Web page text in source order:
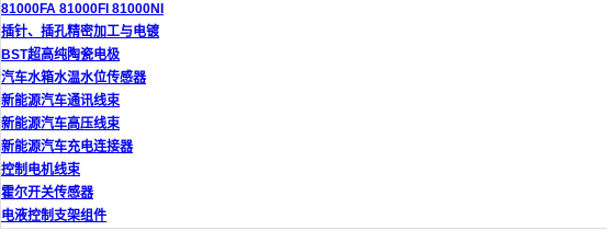
81000FA 81000FI 81000NI
插针、插孔精密加工与电镀
BST超高纯陶瓷电极
汽车水箱水温水位传感器
新能源汽车通讯线束
新能源汽车高压线束
新能源汽车充电连接器
控制电机线束
霍尔开关传感器
电液控制支架组件